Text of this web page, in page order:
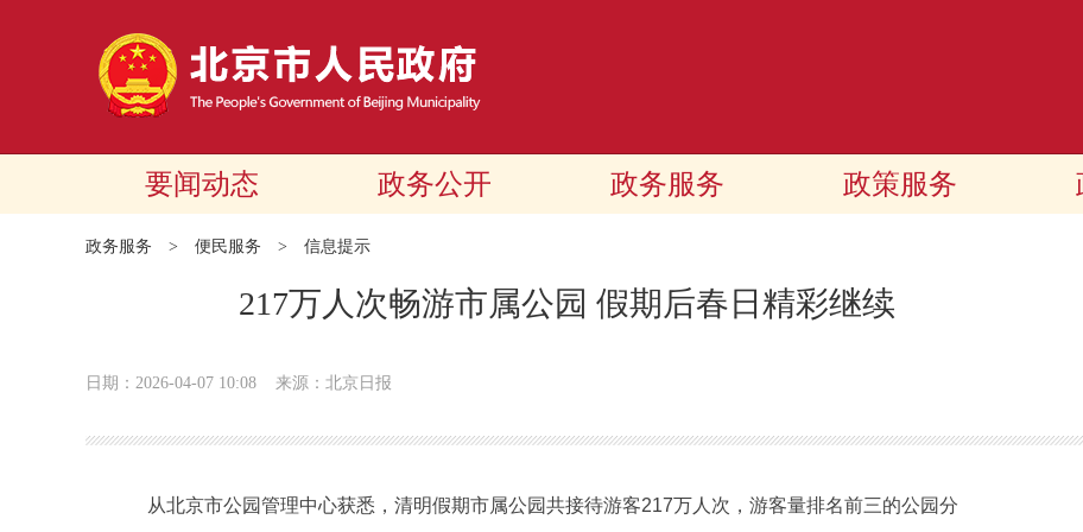
要闻动态 政务公开 政务服务 政策服务
政务服务 > 便民服务 > 信息提示
217万人次畅游市属公园 假期后春日精彩继续
日期：2026-04-07 10:08 来源：北京日报
从北京市公园管理中心获悉，清明假期市属公园共接待游客217万人次，游客量排名前三的公园分